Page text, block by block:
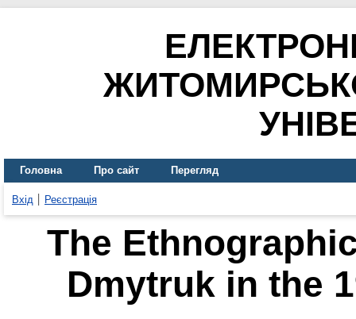
Головна Про сайт Перегляд
Вхід Реєстрація
The
Dmytruk in the